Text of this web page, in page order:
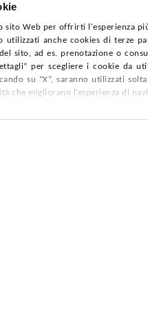
sito Web per offrirti l'esperienza
utilizzati anche cookies di terze
sito, ad es. prenotazione o
per scegliere i cookie da
su “X”, saranno utilizzati
che migliorano l’esperienza di
COOKIE POLICY
ACCESSIBILITÀ